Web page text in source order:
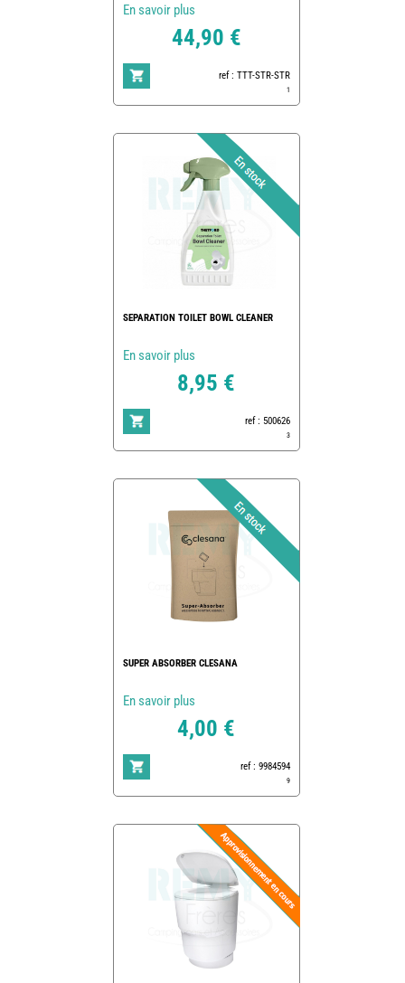
En savoir plus
44,90 €
ref : TTT-STR-STR
1
SEPARATION TOILET BOWL CLEANER
En savoir plus
8,95 €
ref : 500626
3
SUPER ABSORBER CLESANA
En savoir plus
4,00 €
ref : 9984594
9